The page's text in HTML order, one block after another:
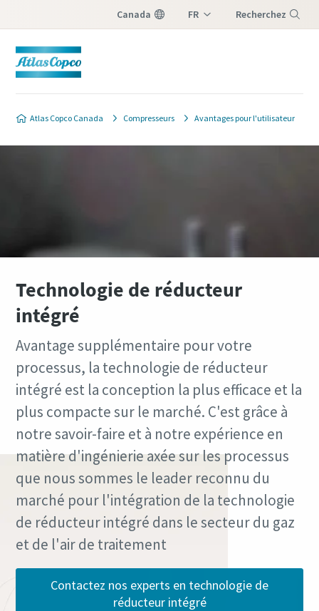
Canada FR Recherchez
Atlas Copco Canada Compresseurs Avantages pour l'utilisateur
Technologie de réducteur
intégré
Avantage supplémentaire pour votre
processus, la technologie de réducteur
intégré est la conception la plus efficace et la
plus compacte sur le marché. C'est grâce à
notre savoir-faire et à notre expérience en
matière d'ingénierie axée sur les processus
que nous sommes le leader reconnu du
marché pour l'intégration de la technologie
de réducteur intégré dans le secteur du gaz
et de l'air de traitement
Contactez nos experts en technologie de
réducteur intégré